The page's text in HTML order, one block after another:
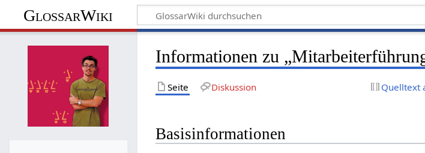
GlossarWiki
Informationen zu
Seite Diskussion Quelltext
Basisinformationen